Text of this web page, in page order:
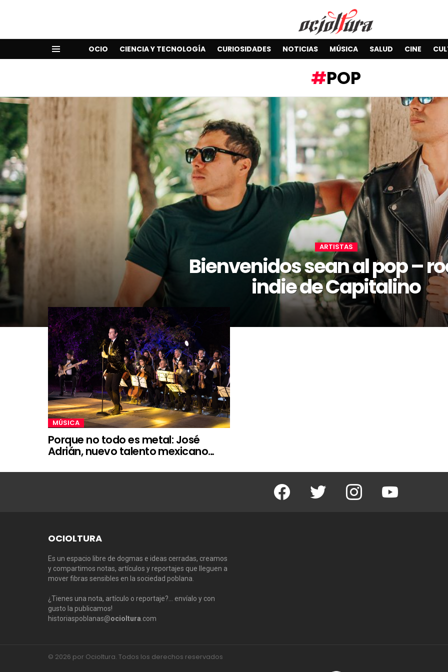
OCIO CIENCIA Y TECNOLOGÍA CURIOSIDADES NOTICIAS MÚSICA SALUD CINE
POP
ARTISTAS
Bienvenidos sean al pop –
indie de Capitalino
MÚSICA
Porque no todo es metal: José
Adrián, nuevo talento mexicano…
Facebook Twitter Instagram Youtube
OCIOLTURA
Es un espacio libre de dogmas e ideas cerradas, creamos
y compartimos notas, artículos y reportajes que lleguen a
mover fibras sensibles en la sociedad poblana.
¿Tienes una nota, artículo o reportaje?… envíalo y con
gusto la publicamos!
historiaspoblanas@ocioltura .com
© 2026 por Ocioltura. Todos los derechos reservados